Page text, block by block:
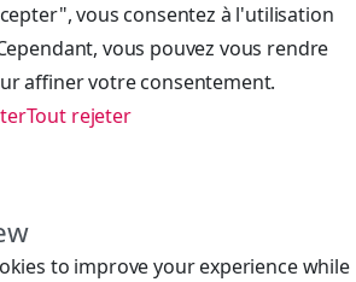
vous consentez à l'utilisation
vous pouvez vous rendre
affiner votre consentement.
Tout rejeter
to improve your experience while